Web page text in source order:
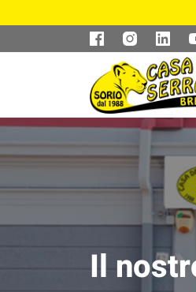
Il